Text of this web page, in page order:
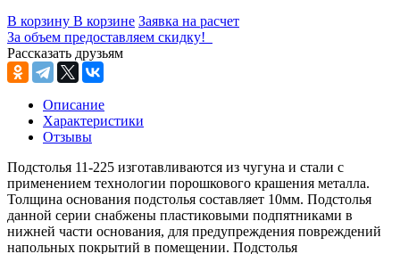
В корзину В корзине Заявка на расчет
За объем предоставляем скидку!
Рассказать друзьям
Описание
Характеристики
Отзывы
Подстолья 11-225 изготавливаются из чугуна и стали с
применением технологии порошкового крашения металла.
Толщина основания подстолья составляет 10мм. Подстолья
данной серии снабжены пластиковыми подпятниками в
нижней части основания, для предупреждения повреждений
напольных покрытий в помещении. Подстолья